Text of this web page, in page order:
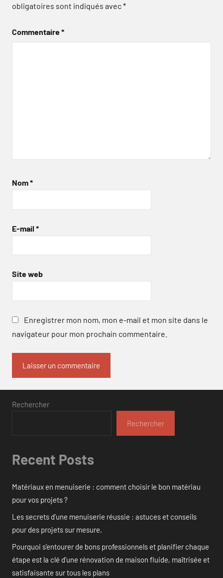
obligatoires sont indiqués avec*
Commentaire*
Nom*
E-mail *
Site web
Enregistrer mon nom, mon e-mail et mon site dans le
navigateur pour mon prochain commentaire.
Rechercher
Rechercher
Recent Posts
Matériaux en menuiserie : comment choisir le bon matériau
pour vos projets ?
Les secrets d’une menuiserie réussie : astuces et conseils
pour des projets sur mesure.
Pourquoi s’entourer de bons professionnels et planifier chaque
étape est la clé d’une rénovation de maison fluide, maîtrisée et
satisfaisante sur tous les plans